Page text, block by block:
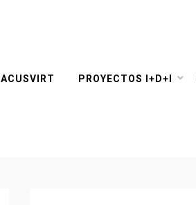
ACUSVIRT PROYECTOS I+D+I